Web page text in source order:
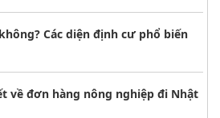
Các diện định cư phổ biến
về đơn hàng nông nghiệp đi Nhật